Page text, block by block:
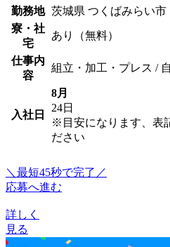
勤務地 茨城県 つくばみらい市
寮・社
宅
あり（無料）
仕事内
容
組立・加工・プレス /
入社日
8月
24日
※目安になります、表
ださい
＼最短45秒で完了／
応募へ進む
詳しく
見る